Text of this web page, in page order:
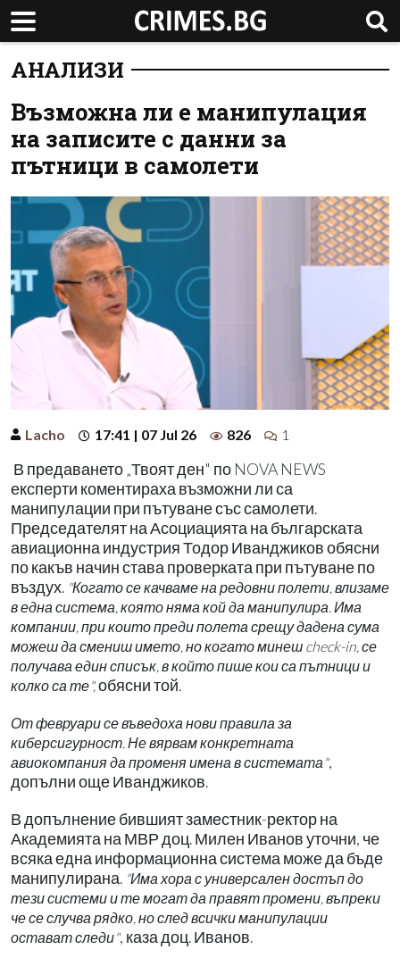
АНАЛИЗИ
Възможна ли е манипулация
на записите с данни за
пътници в самолети
Lacho 17:41 | 07 Jul 26 826 1
В предаването „Твоят ден" по NOVA NEWS
експерти коментираха възможни ли са
манипулации при пътуване със самолети.
Председателят на Асоциацията на българската
авиационна индустрия Тодор Иванджиков обясни
по какъв начин става проверката при пътуване по
въздух. "Когато се качваме на редовни полети, влизаме
в една система, която няма кой да манипулира. Има
компании, при които преди полета срещу дадена сума
можеш да смениш името, но когато минеш check-in, се
получава един списък, в който пише кои са пътници и
колко са те",обясни той.
От февруари се въведоха нови правила за
киберсигурност. Не вярвам конкретната
авиокомпания да променя имена в системата",
допълни още Иванджиков.
В допълнение бившият заместник-ректор на
Академията на МВР доц. Милен Иванов уточни, че
всяка една информационна система може да бъде
манипулирана. "Има хора с универсален достъп до
тези системи и те могат да правят промени, въпреки
че се случва рядко, но след всички манипулации
остават следи", каза доц. Иванов.